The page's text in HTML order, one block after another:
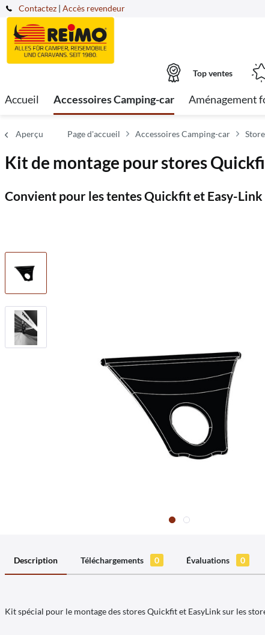
Contactez | Accès revendeur
Top ventes
Accueil Accessoires Camping-car Aménagement
Aperçu Page d'accueil Accessoires Camping-car
Kit de montage pour stores
Convient pour les tentes Quickfit et Easy-Link
Description Téléchargements 0 Évaluations 0
Kit spécial pour le montage des stores Quickfit et EasyLink sur les